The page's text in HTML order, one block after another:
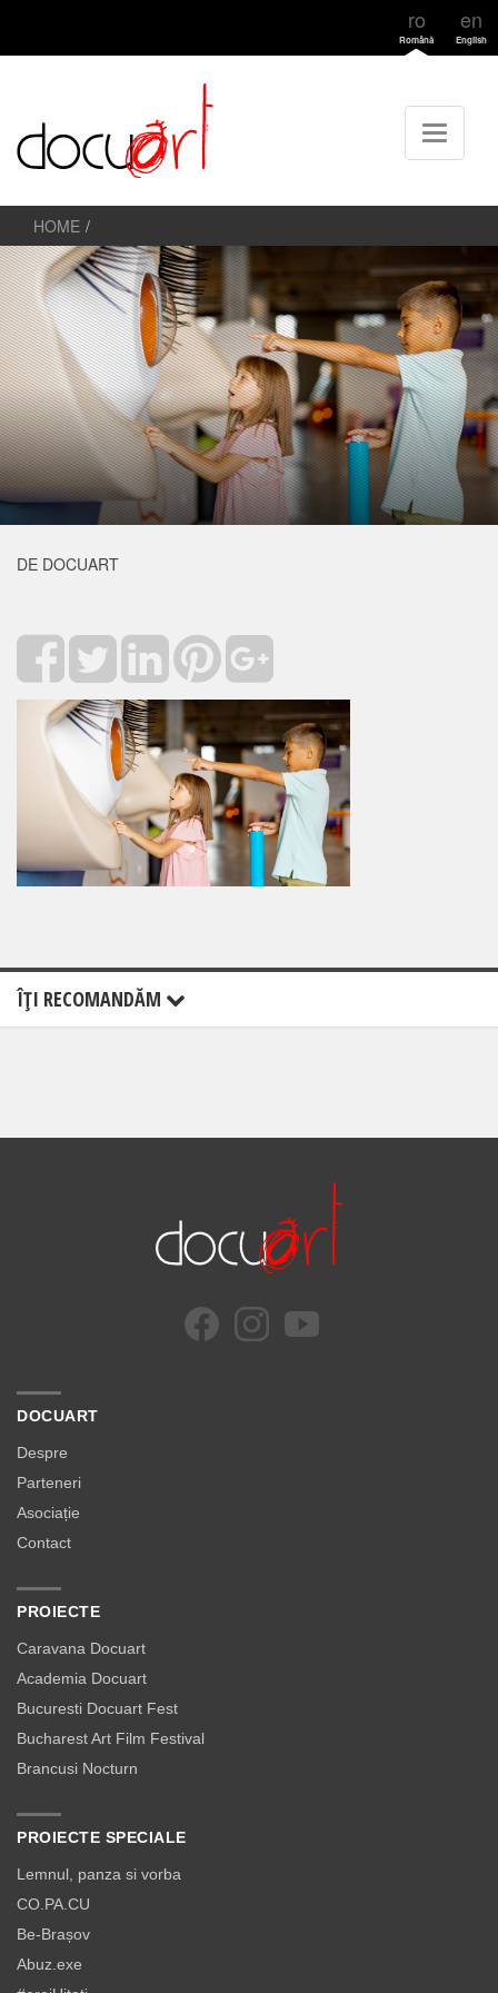
ro
Română
en
English
HOME
DE DOCUART
ÎŢI RECOMANDĂM
DOCUART
Despre
Parteneri
Asociație
Contact
PROIECTE
Caravana Docuart
Academia Docuart
Bucuresti Docuart Fest
Bucharest Art Film Festival
Brancusi Nocturn
PROIECTE SPECIALE
Lemnul, panza si vorba
CO.PA.CU
Be-Brașov
Abuz.exe